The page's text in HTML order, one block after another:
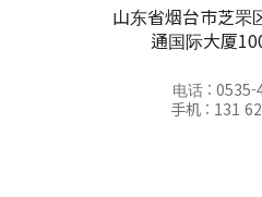
山东省烟台市芝罘
通国际大厦
电话 : 0535-
手机 : 131